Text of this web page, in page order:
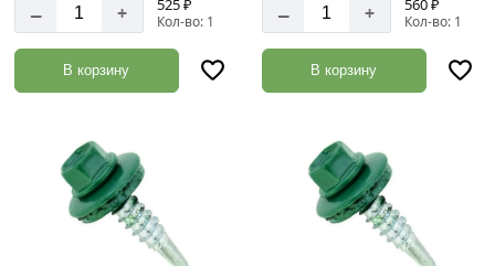
– + 525 ₽
Кол-во: 1
В корзину
– + 560 ₽
Кол-во: 1
В корзину